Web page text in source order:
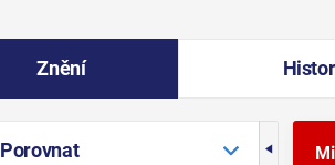
Znění
Porovnat